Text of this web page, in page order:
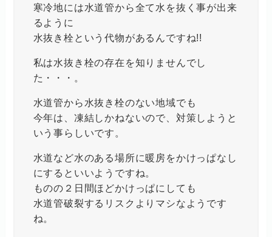
寒冷地には水道管から全て水を抜く事が出来
るように
水抜き栓という代物があるんですね!!
私は水抜き栓の存在を知りませんでし
た・・・。
水道管から水抜き栓のない地域でも
今年は、凍結しかねないので、対策しようと
いう事らしいです。
水道など水のある場所に暖房をかけっぱなし
にするといいようですね。
ものの２日間ほどかけっぱにしても
水道管破裂するリスクよりマシなようです
ね。